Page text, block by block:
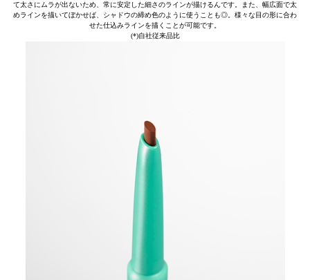
て太さにムラが出ないため、常に安定した細さのラインが描けるんです。また、幅広面で太
めラインを描いてぼかせば、シャドウの締め色のように使うことも◎。様々な目の形に合わ
せた仕込みラインを描くことが可能です。
(*)自社従来品比